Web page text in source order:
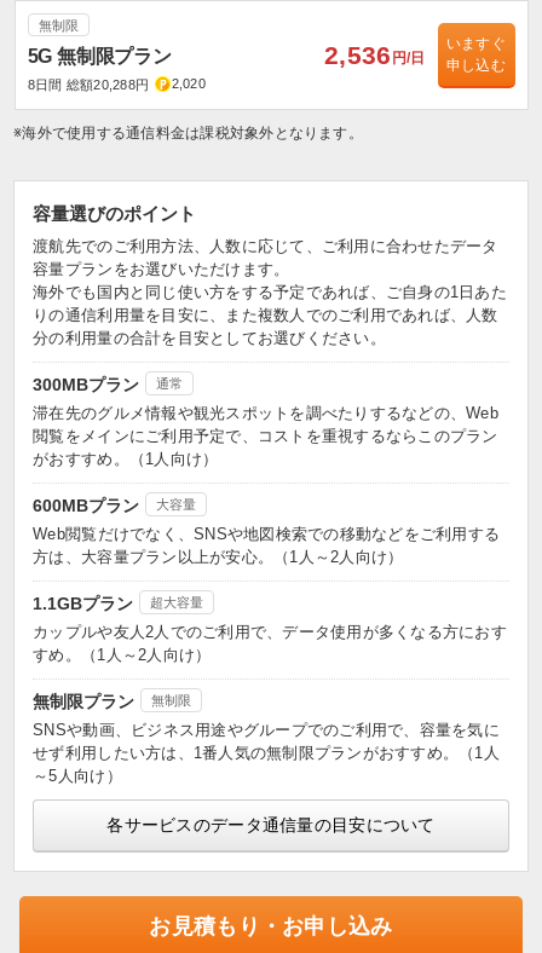
無制限
5G 無制限プラン
8日間 総額20,288円 2,020
2,536 円/日
いますぐ
申し込む
※海外で使用する通信料金は課税対象外となります。
容量選びのポイント
渡航先でのご利用方法、人数に応じて、ご利用に合わせたデータ
容量プランをお選びいただけます。
海外でも国内と同じ使い方をする予定であれば、ご自身の1日あた
りの通信利用量を目安に、また複数人でのご利用であれば、人数
分の利用量の合計を目安としてお選びください。
300MBプラン 通常
滞在先のグルメ情報や観光スポットを調べたりするなどの、Web
閲覧をメインにご利用予定で、コストを重視するならこのプラン
がおすすめ。（1人向け）
600MBプラン 大容量
Web閲覧だけでなく、SNSや地図検索での移動などをご利用する
方は、大容量プラン以上が安心。（1人～2人向け）
1.1GBプラン 超大容量
カップルや友人2人でのご利用で、データ使用が多くなる方におす
すめ。（1人～2人向け）
無制限プラン 無制限
SNSや動画、ビジネス用途やグループでのご利用で、容量を気に
せず利用したい方は、1番人気の無制限プランがおすすめ。（1人
～5人向け）
各サービスのデータ通信量の目安について
お見積もり・お申し込み